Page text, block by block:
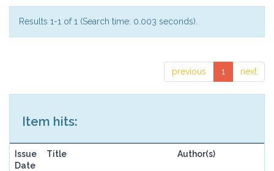
Results 1-1 of 1 (Search time: 0.003 seconds).
previous 1 next
Item hits:
Issue
Date
Title Author(s)